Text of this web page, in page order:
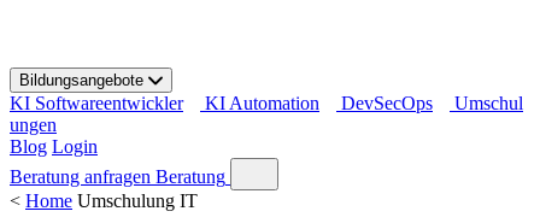
t
o
c
o
n
Bildungsangebote
KI Softwareentwickler KI Automation DevSecOps
Umschul
ungen
Blog Login
Beratung anfragen Beratung
< Home Umschulung IT